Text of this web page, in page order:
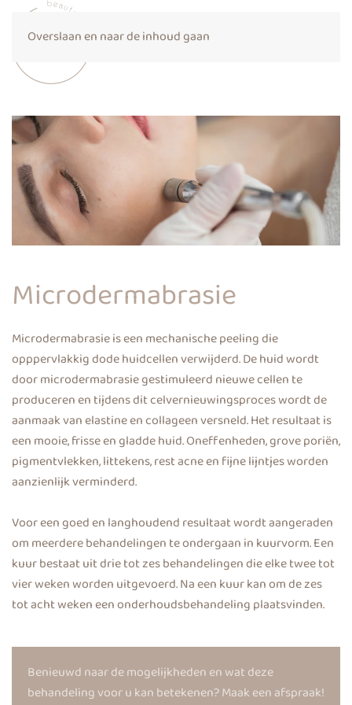
Overslaan en naar de inhoud gaan
Microdermabrasie
Microdermabrasie is een mechanische peeling die
opppervlakkig dode huidcellen verwijderd. De huid wordt
door microdermabrasie gestimuleerd nieuwe cellen te
produceren en tijdens dit celvernieuwingsproces wordt de
aanmaak van elastine en collageen versneld. Het resultaat is
een mooie, frisse en gladde huid. Oneffenheden, grove poriën,
pigmentvlekken, littekens, rest acne en fijne lijntjes worden
aanzienlijk verminderd.
Voor een goed en langhoudend resultaat wordt aangeraden
om meerdere behandelingen te ondergaan in kuurvorm. Een
kuur bestaat uit drie tot zes behandelingen die elke twee tot
vier weken worden uitgevoerd. Na een kuur kan om de zes
tot acht weken een onderhoudsbehandeling plaatsvinden.
Benieuwd naar de mogelijkheden en wat deze
behandeling voor u kan betekenen? Maak een afspraak!